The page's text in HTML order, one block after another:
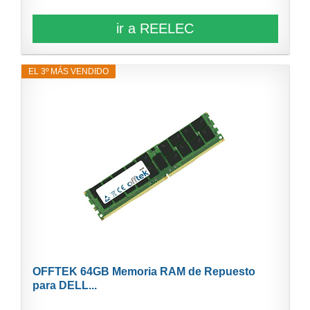
ir a REELEC
EL 3º MÁS VENDIDO
OFFTEK 64GB Memoria RAM de Repuesto
para DELL...